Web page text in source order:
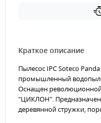
Краткое описание
Пылесос IPC Soteco
промышленный
Оснащен
"ЦИКЛОН". Предназначен
деревянной стружки,